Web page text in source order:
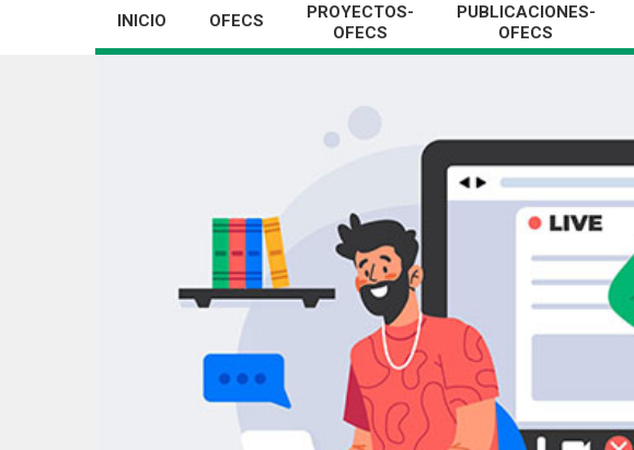
INICIO OFECS
PROYECTOS-
OFECS
PUBLICACIONES-
OFECS